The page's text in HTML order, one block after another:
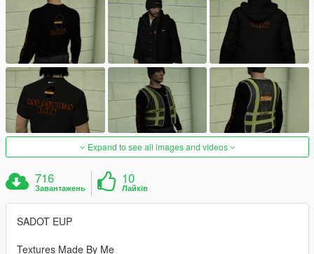
Expand to see all images and videos
716
Завантажень
10
Лайків
SADOT EUP
Textures Made By Me